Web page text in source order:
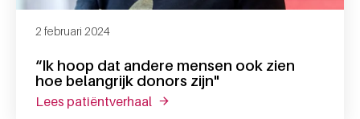
“Ik hoop dat andere mensen ook zien
hoe belangrijk donors zijn"
2 februari 2024
lees patiëntverhaal over “ik hoop dat andere mensen